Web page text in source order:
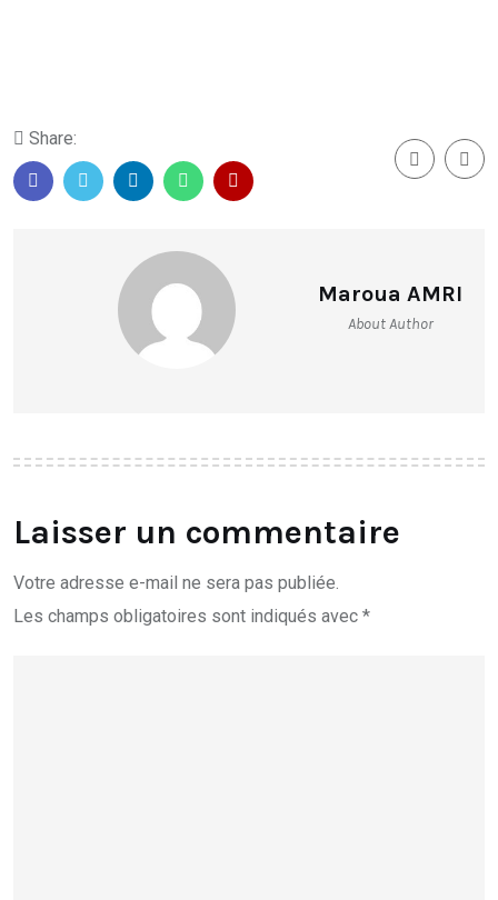
Share:
Maroua AMRI
About Author
Laisser un commentaire
Votre adresse e-mail ne sera pas publiée.
Les champs obligatoires sont indiqués avec *